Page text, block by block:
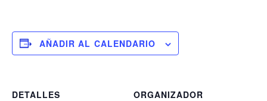
AÑADIR AL CALENDARIO
DETALLES
ORGANIZADOR